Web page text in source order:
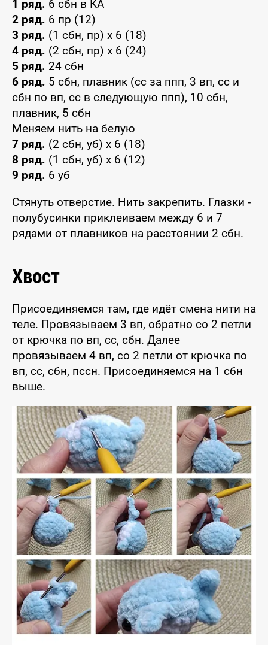
1 ряд. 6 сбн в КА
2 ряд. 6 пр (12)
3 ряд. (1 сбн, пр) х 6 (18)
4 ряд. (2 сбн, пр) х 6 (24)
5 ряд. 24 сбн
6 ряд. 5 сбн, плавник (сс за ппп, 3 вп, сс и
сбн по вп, сс в следующую ппп), 10 сбн,
плавник, 5 сбн
Меняем нить на белую
7 ряд. (2 сбн, уб) х 6 (18)
8 ряд. (1 сбн, уб) х 6 (12)
9 ряд. 6 уб
Стянуть отверстие. Нить закрепить. Глазки -
полубусинки приклеиваем между 6 и 7
рядами от плавников на расстоянии 2 сбн.
Хвост
Присоединяемся там, где идёт смена нити на
теле. Провязываем 3 вп, обратно со 2 петли
от крючка по вп, сс, сбн. Далее
провязываем 4 вп, со 2 петли от крючка по
вп, сс, сбн, пссн. Присоединяемся на 1 сбн
выше.